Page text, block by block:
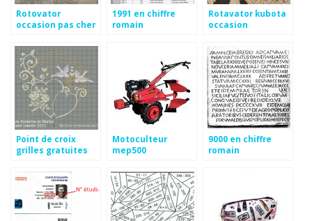
Rotovator
occasion pas cher
1991 en chiffre
romain
Rotavator kubota
occasion
Point de croix
grilles gratuites
Motoculteur
mep500
9000 en chiffre
romain